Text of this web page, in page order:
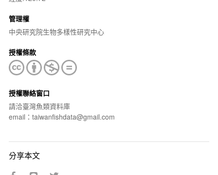
管理權
中央研究院生物多樣性研究中心
授權條款
授權聯絡窗口
請洽臺灣魚類資料庫
email：taiwanfishdata@gmail.com
分享本文